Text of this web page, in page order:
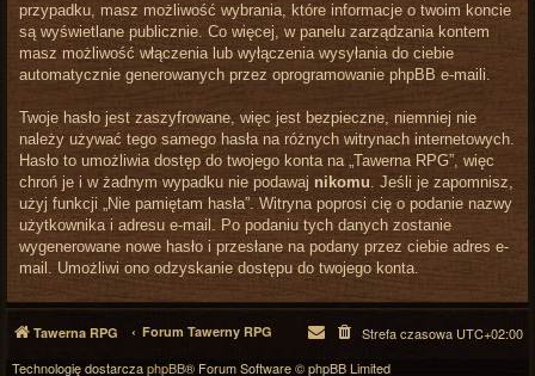
przypadku, masz możliwość wybrania, które informacje o twoim koncie
są wyświetlane publicznie. Co więcej, w panelu zarządzania kontem
masz możliwość włączenia lub wyłączenia wysyłania do ciebie
automatycznie generowanych przez oprogramowanie phpBB e-maili.
Twoje hasło jest zaszyfrowane, więc jest bezpieczne, niemniej nie
należy używać tego samego hasła na różnych witrynach internetowych.
Hasło to umożliwia dostęp do twojego konta na „Tawerna RPG”, więc
chroń je i w żadnym wypadku nie podawaj nikomu. Jeśli je zapomnisz,
użyj funkcji „Nie pamiętam hasła”. Witryna poprosi cię o podanie nazwy
użytkownika i adresu e-mail. Po podaniu tych danych zostanie
wygenerowane nowe hasło i przesłane na podany przez ciebie adres e-
mail. Umożliwi ono odzyskanie dostępu do twojego konta.
Tawerna RPG Forum Tawerny RPG Strefa czasowa UTC+02:00
Technologię dostarczaphpBB® Forum Software © phpBB Limited